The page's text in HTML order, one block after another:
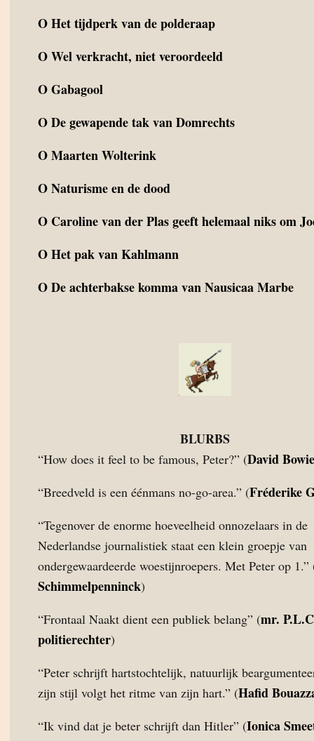
OHet tijdperk van de polderaap
OWel verkracht, niet veroordeeld
OGabagool
ODe gewapende tak van Domrechts
OMaarten Wolterink
ONaturisme en de dood
O Caroline van der Plas geeft helemaal niks om
OHet pak van Kahlmann
ODe achterbakse komma van Nausicaa Marbe
BLURBS
“How does it feel to be famous, Peter?” (David Bowie
“Breedveld is een éénmans no-go-area.” (Fréderike
“Tegenover de enorme hoeveelheid onnozelaars in de
Nederlandse journalistiek staat een klein groepje van
ondergewaardeerde woestijnroepers. Met Peter op 1.”
Schimmelpenninck)
“Frontaal Naakt dient een publiek belang” (mr.
politierechter)
“Peter schrijft hartstochtelijk, natuurlijk
zijn stijl volgt het ritme van zijn hart.” (Hafid
“Ik vind dat je beter schrijft dan Hitler” (Ionica